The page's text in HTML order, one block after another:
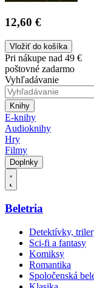
12,60 €
Vložiť do košíka
Pri nákupe nad 49 €
poštovné zadarmo
Vyhľadávanie
Knihy
E-knihy
Audioknihy
Hry
Filmy
Doplnky
Beletria
Detektívky,
Sci-fi a fantasy
Komiksy
Romantika
Spoločenská